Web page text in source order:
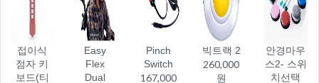
접이식
점자 키
보드(티
Easy
Flex
Dual
Pinch
Switch
167,000
빅트랙 2
260,000
원
안경마우
스2- 스위
치선택